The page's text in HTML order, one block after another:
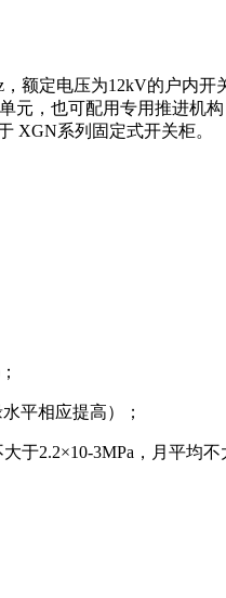
额定电压为12kV的户内
元，也可配用专用推进机
XGN系列固定式开关柜。
平相应提高）；
2.2×10-3MPa，月平均不